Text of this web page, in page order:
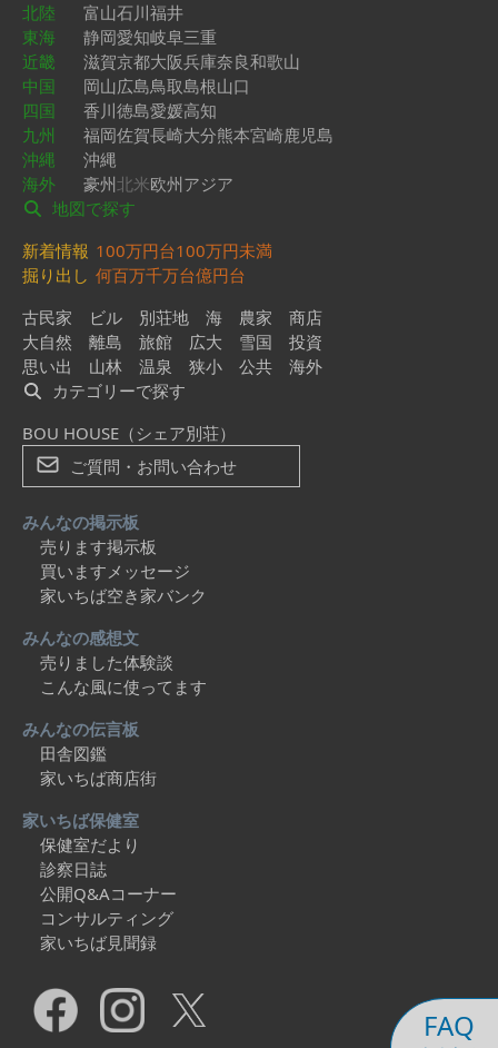
FAQ
北陸
富山石川福井
東海
静岡愛知岐阜三重
近畿
滋賀京都大阪兵庫奈良和歌山
中国
岡山広島鳥取島根山口
四国
香川徳島愛媛高知
九州
福岡佐賀長崎大分熊本宮崎鹿児島
沖縄
沖縄
海外
豪州北米欧州アジア
地図で探す
新着情報 100万円台100万円未満
掘り出し 何百万千万台億円台
古民家
ビル 別荘地 海 農家
商店
大自然
離島 旅館 広大 雪国
投資
思い出
山林 温泉 狭小 公共
海外
カテゴリーで探す
BOU HOUSE（シェア別荘）
ご質問・お問い合わせ
みんなの掲示板
売ります掲示板
買いますメッセージ
家いちば空き家バンク
みんなの感想文
売りました体験談
こんな風に使ってます
みんなの伝言板
田舎図鑑
家いちば商店街
家いちば保健室
保健室だより
診察日誌
公開Q&Aコーナー
コンサルティング
家いちば見聞録